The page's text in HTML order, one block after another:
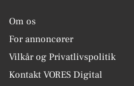
Om os
For annoncører
Vilkår og Privatlivspolitik
Kontakt VORES Digital